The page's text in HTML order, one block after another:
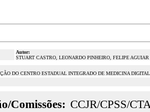
Autor:
STUART CASTRO, LEONARDO PINHEIRO, FELIPE AGUIAR
DO CENTRO ESTADUAL INTEGRADO DE MEDICINA
Comissões: CCJR/CPSS/